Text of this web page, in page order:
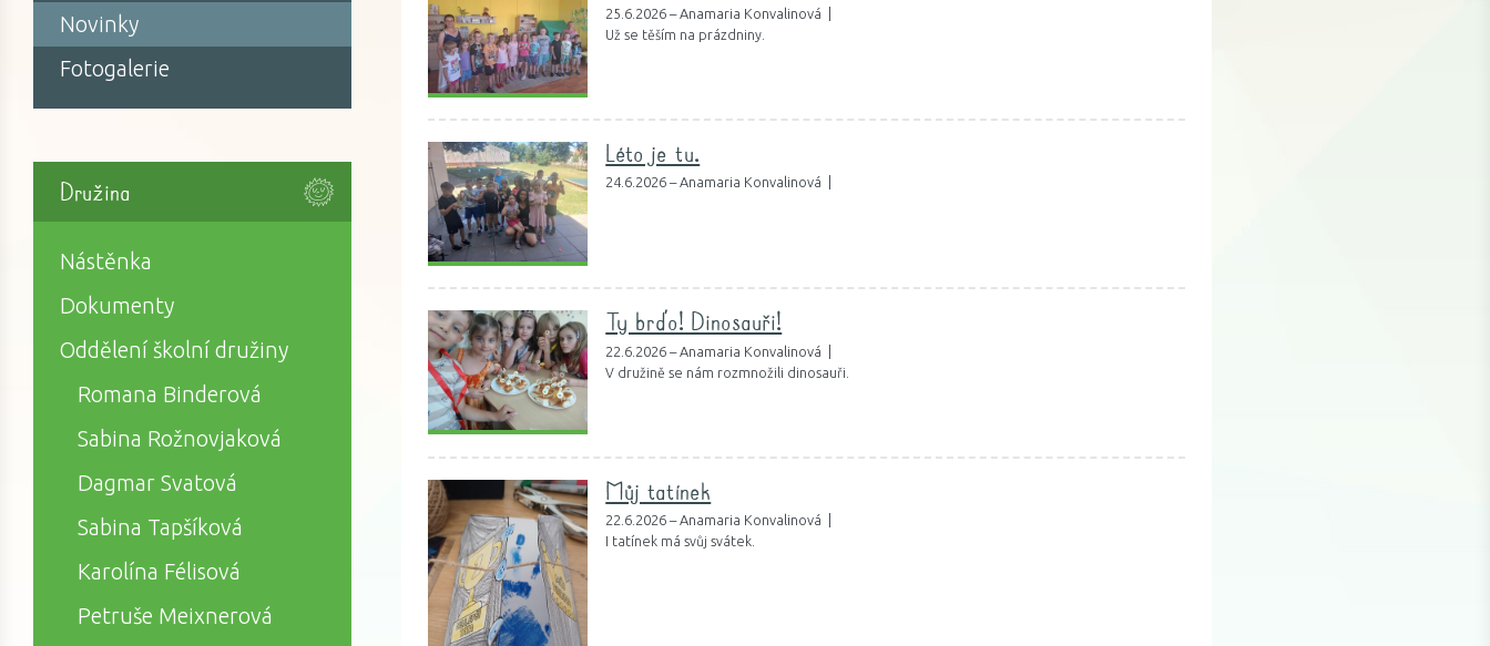
Novinky
Fotogalerie
Družina
Nástěnka
Dokumenty
Oddělení školní družiny
Romana Binderová
Sabina Rožnovjaková
Dagmar Svatová
Sabina Tapšíková
Karolína Félisová
Petruše Meixnerová
25.6.2026 – Anamaria Konvalinová |
Už se těším na prázdniny.
Léto je tu.
24.6.2026 – Anamaria Konvalinová |
Ty brďo! Dinosauři!
22.6.2026 – Anamaria Konvalinová |
V družině se nám rozmnožili dinosauři.
Můj tatínek
22.6.2026 – Anamaria Konvalinová |
I tatínek má svůj svátek.